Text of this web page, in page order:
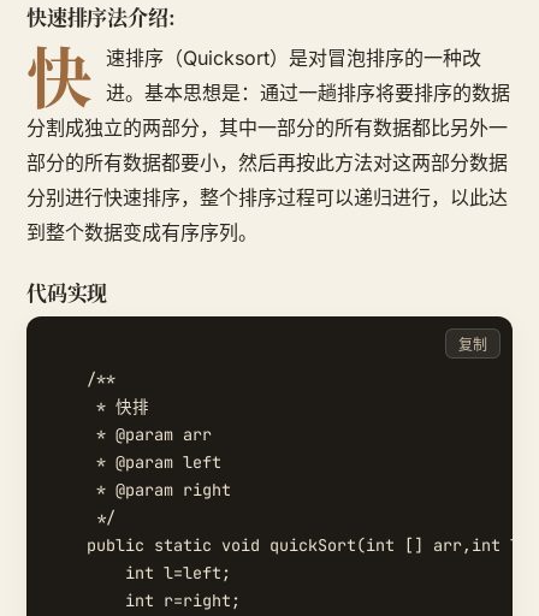
快速排序法介绍:
快 速排序（Quicksort）是对冒泡排序的一种改
进。基本思想是：通过一趟排序将要排序的数据
分割成独立的两部分，其中一部分的所有数据都比另外一
部分的所有数据都要小，然后再按此方法对这两部分数据
分别进行快速排序，整个排序过程可以递归进行，以此达
到整个数据变成有序序列。
代码实现
    /**
     * 快排
     * @param arr
     * @param left
     * @param right
     */
public static void quickSort(int [] arr,int
        int l=left;
        int r=right;
复制